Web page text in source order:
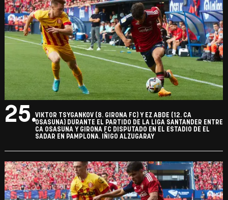
25.VIKTOR TSYGANKOV (8. GIRONA FC) Y EZ ABDE (12. CA
OSASUNA) DURANTE EL PARTIDO DE LA LIGA SANTANDER ENTRE
CA OSASUNA Y GIRONA FC DISPUTADO EN EL ESTADIO DE EL
SADAR EN PAMPLONA. IÑIGO ALZUGARAY